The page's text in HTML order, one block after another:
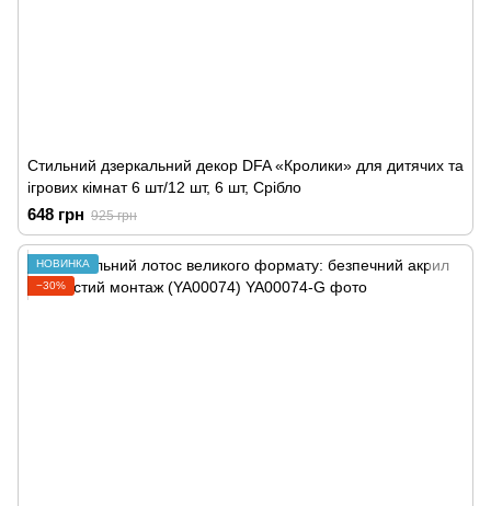
Стильний дзеркальний декор DFA «Кролики» для дитячих та
ігрових кімнат 6 шт/12 шт, 6 шт, Срібло
648 грн 925 грн
НОВИНКА
−30%